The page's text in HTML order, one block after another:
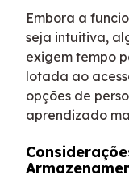
Embora a
seja intuitiva,
exigem tempo
lotada ao
opções de
aprendizado